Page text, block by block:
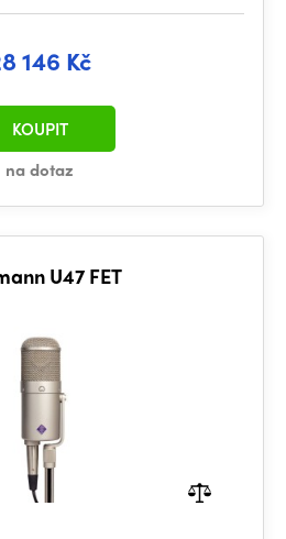
146 Kč
na dotaz
KOUPIT
U47 FET